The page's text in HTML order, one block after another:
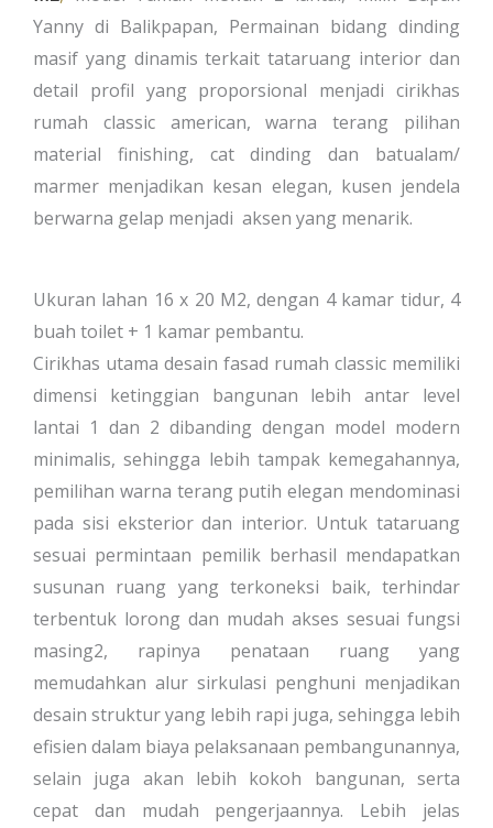
Yanny di Balikpapan, Permainan bidang dinding
masif yang dinamis terkait tataruang interior dan
detail profil yang proporsional menjadi cirikhas
rumah classic american, warna terang pilihan
material finishing, cat dinding dan batualam/
marmer menjadikan kesan elegan, kusen jendela
berwarna gelap menjadi aksen yang menarik.
Ukuran lahan 16 x 20 M2, dengan 4 kamar tidur, 4
buah toilet + 1 kamar pembantu.
Cirikhas utama desain fasad rumah classic memiliki
dimensi ketinggian bangunan lebih antar level
lantai 1 dan 2 dibanding dengan model modern
minimalis, sehingga lebih tampak kemegahannya,
pemilihan warna terang putih elegan mendominasi
pada sisi eksterior dan interior. Untuk tataruang
sesuai permintaan pemilik berhasil mendapatkan
susunan ruang yang terkoneksi baik, terhindar
terbentuk lorong dan mudah akses sesuai fungsi
masing2, rapinya penataan ruang yang
memudahkan alur sirkulasi penghuni menjadikan
desain struktur yang lebih rapi juga, sehingga lebih
efisien dalam biaya pelaksanaan pembangunannya,
selain juga akan lebih kokoh bangunan, serta
cepat dan mudah pengerjaannya. Lebih jelas